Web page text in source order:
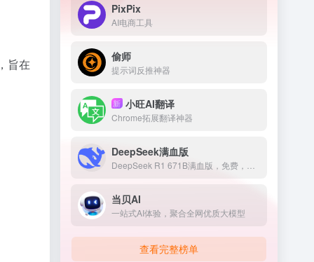
旨在
PixPix
AI电商工具
偷师
提示词反推神器
新 小旺AI翻译
Chrome拓展翻译神器
DeepSeek满血版
当贝AI
一站式AI体验，聚合全网优质大模型
查看完整榜单